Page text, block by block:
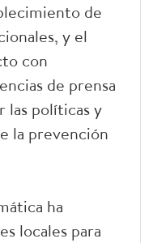
de
y el
con
de prensa
las políticas y
la prevención
ha
locales para